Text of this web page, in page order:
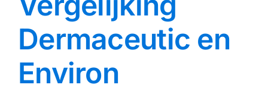
Dermaceutic en
Environ